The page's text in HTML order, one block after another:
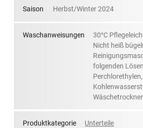
Saison Herbst/Winter 2024
Waschanweisungen
30°C
Nicht heiß
folgenden
Perchlorethylen,
Produktkategorie Unterteile